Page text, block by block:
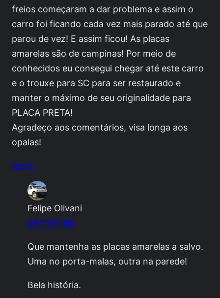
freios começaram a dar problema e assim o
carro foi ficando cada vez mais parado até que
parou de vez! E assim ficou! As placas
amarelas são de campinas! Por meio de
conhecidos eu consegui chegar até este carro
e o trouxe para SC para ser restaurado e
manter o máximo de seu originalidade para
PLACA PRETA!
Agradeço aos comentários, visa longa aos
opalas!
Reply
Felipe Olivani
05/23/2010
Que mantenha as placas amarelas a salvo.
Uma no porta-malas, outra na parede!
Bela história.